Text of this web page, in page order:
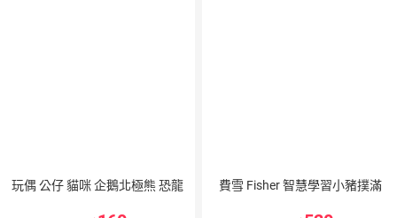
玩偶 公仔 貓咪 企鵝北極熊 恐龍 費雪 Fisher 智慧學習小豬撲滿